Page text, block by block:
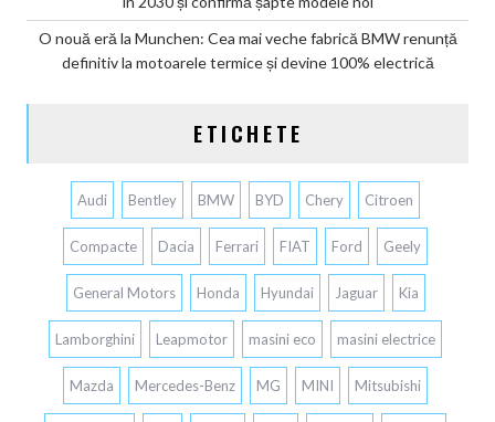
O nouă eră la Munchen: Cea mai veche fabrică BMW renunță
definitiv la motoarele termice și devine 100% electrică
ETICHETE
Audi Bentley BMW BYD Chery Citroen
Compacte Dacia Ferrari FIAT Ford Geely
General Motors Honda Hyundai Jaguar Kia
Lamborghini Leapmotor masini eco masini electrice
Mazda Mercedes-Benz MG MINI Mitsubishi